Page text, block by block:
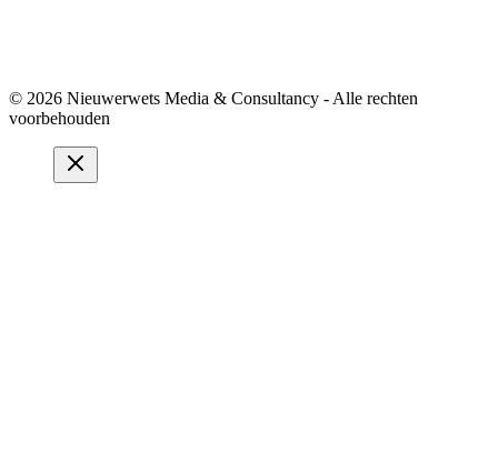
© 2026 Nieuwerwets Media & Consultancy - Alle rechten
voorbehouden